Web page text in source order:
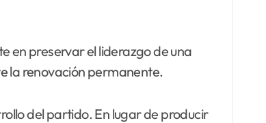
en preservar el liderazgo de una
la renovación permanente.
del partido. En lugar de producir